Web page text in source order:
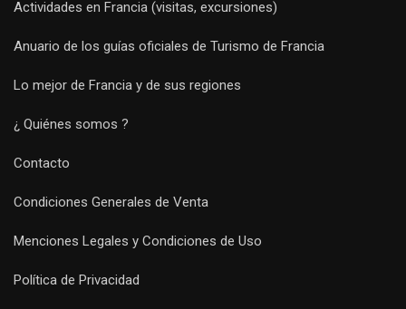
Actividades en Francia (visitas, excursiones)
Anuario de los guías oficiales de Turismo de Francia
Lo mejor de Francia y de sus regiones
¿ Quiénes somos ?
Contacto
Condiciones Generales de Venta
Menciones Legales y Condiciones de Uso
Política de Privacidad